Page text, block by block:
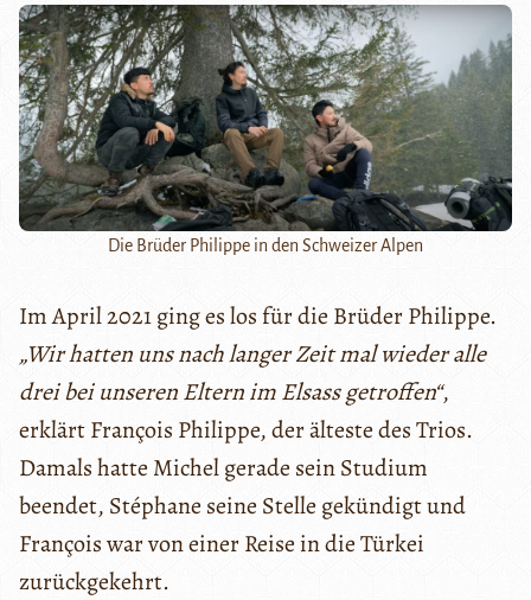
Die Brüder Philippe in den Schweizer Alpen
Im April 2021 ging es los für die Brüder Philippe.
„Wir hatten uns nach langer Zeit mal wieder alle
drei bei unseren Eltern im Elsass getroffen“,
erklärt François Philippe, der älteste des Trios.
Damals hatte Michel gerade sein Studium
beendet, Stéphane seine Stelle gekündigt und
François war von einer Reise in die Türkei
zurückgekehrt.